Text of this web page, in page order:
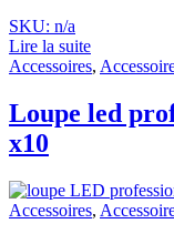
SKU: n/a
Lire la suite
Accessoires,
Loupe led
x10
Accessoires,